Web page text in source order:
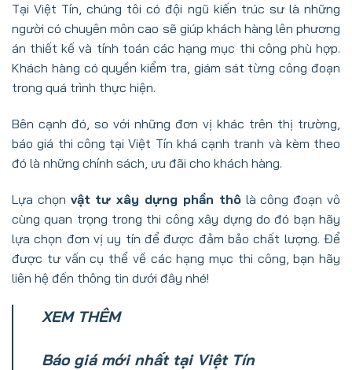
Tại Việt Tín, chúng tôi có đội ngũ kiến trúc sư là những
người có chuyên môn cao sẽ giúp khách hàng lên phương
án thiết kế và tính toán các hạng mục thi công phù hợp.
Khách hàng có quyền kiểm tra, giám sát từng công đoạn
trong quá trình thực hiện.
Bên cạnh đó, so với những đơn vị khác trên thị trường,
báo giá thi công tại Việt Tín khá cạnh tranh và kèm theo
đó là những chính sách, ưu đãi cho khách hàng.
Lựa chọn vật tư xây dựng phần thôlà công đoạn vô
cùng quan trọng trong thi công xây dựng do đó bạn hãy
lựa chọn đơn vị uy tín để được đảm bảo chất lượng. Để
được tư vấn cụ thể về các hạng mục thi công, bạn hãy
liên hệ đến thông tin dưới đây nhé!
XEM THÊM
Báo giá mới nhất tại Việt Tín